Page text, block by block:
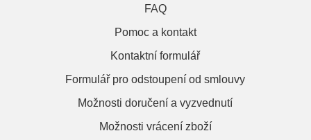
FAQ
Pomoc a kontakt
Kontaktní formulář
Formulář pro odstoupení od smlouvy
Možnosti doručení a vyzvednutí
Možnosti vrácení zboží